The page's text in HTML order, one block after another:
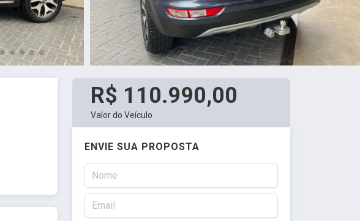
R$ 110.990,00
Valor do Veículo
ENVIE SUA PROPOSTA